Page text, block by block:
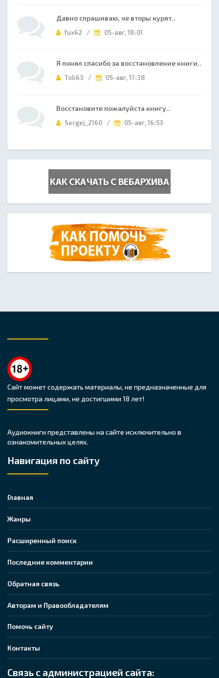
Давно спрашиваю, че вторы курят..
fux62 / 05-авг, 18:01
Я понял спасибо за восстановление книги..
Toli63 / 05-авг, 17:38
Восстановите пожалуйста книгу..
Sergej_2160 / 05-авг, 16:53
Сайт может содержать материалы, не предназначенные для
просмотра лицами, не достигшими 18 лет!
Аудиокниги представлены на сайте исключительно в
ознакомительных целях.
Навигация по сайту
Главная
Жанры
Расширенный поиск
Последние комментарии
Обратная связь
Авторам и Правообладателям
Помочь сайту
Контакты
Связь с администрацией сайта: